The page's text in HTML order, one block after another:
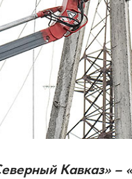
Кавказ» –